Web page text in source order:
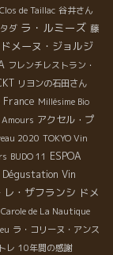
Clos de Taillac 谷井さん
ダ ラ・ルミーズ 藤
ドメーヌ・ジョルジ
フレンチレストラン・
リヨンの石田さん
France Millésime Bio
アクセル・プ
2020 TOKYO Vin
BUDO 11 ESPOA
Dégustation Vin
レ・ザフランシ ドメ
Carole de La Nautique
ラ・コリーヌ・アンス
レ 10年間の感謝